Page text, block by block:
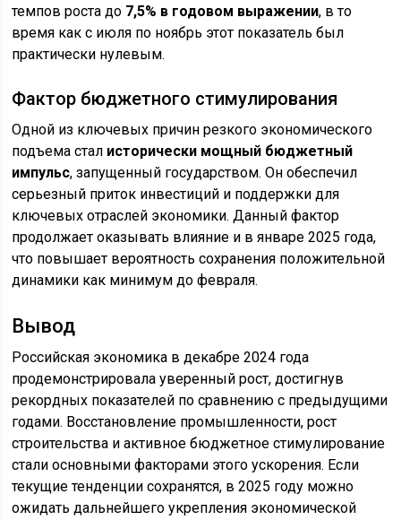
темпов роста до 7,5% в годовом выражении, в то
время как с июля по ноябрь этот показатель был
практически нулевым.
Фактор бюджетного стимулирования
Одной из ключевых причин резкого экономического
подъема стал исторически мощный бюджетный
импульс, запущенный государством. Он обеспечил
серьезный приток инвестиций и поддержки для
ключевых отраслей экономики. Данный фактор
продолжает оказывать влияние и в январе 2025 года,
что повышает вероятность сохранения положительной
динамики как минимум до февраля.
Вывод
Российская экономика в декабре 2024 года
продемонстрировала уверенный рост, достигнув
рекордных показателей по сравнению с предыдущими
годами. Восстановление промышленности, рост
строительства и активное бюджетное стимулирование
стали основными факторами этого ускорения. Если
текущие тенденции сохранятся, в 2025 году можно
ожидать дальнейшего укрепления экономической